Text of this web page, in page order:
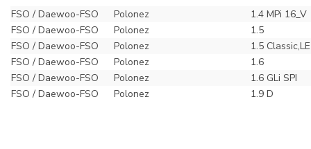
FSO / Daewoo-FSO
Polonez
1.4 MPi 16_V
FSO / Daewoo-FSO
Polonez
1.5
FSO / Daewoo-FSO
Polonez
1.5 Classic,LE
FSO / Daewoo-FSO
Polonez
1.6
FSO / Daewoo-FSO
Polonez
1.6 GLi SPI
FSO / Daewoo-FSO
Polonez 1.9 D